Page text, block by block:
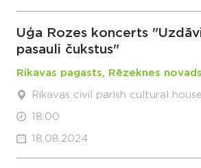
Uģa Rozes koncerts
pasauli čukstus"
Rikavas pagasts, Rēzeknes novads
Rikavas civil parish cultural house
18:00
18.08.2024